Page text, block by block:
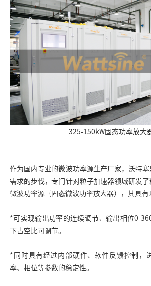
325-150kW固态功率放大
作为国内专业的微波功率源生产厂家，沃特
需求的步伐，专门针对粒子加速器领域研发
微波功率源（固态微波功率放大器），其具有
*可实现输出功率的连续调节、输出相位0-
下占空比可调节。
*同时具有经过内部硬件、软件反馈控制，
率、相位等参数的稳定性。